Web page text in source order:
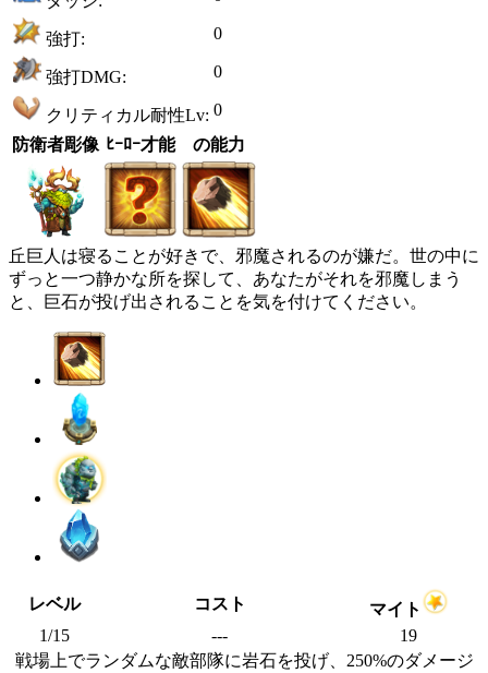
強打: 0
強打DMG: 0
クリティカル耐性Lv: 0
防衛者彫像 ﾋｰﾛｰ才能 の能力
丘巨人は寝ることが好きで、邪魔されるのが嫌だ。世の中に
ずっと一つ静かな所を探して、あなたがそれを邪魔しまう
と、巨石が投げ出されることを気を付けてください。
レベル コスト
マイト
1/15
---
19
戦場上でランダムな敵部隊に岩石を投げ、250%のダメージ